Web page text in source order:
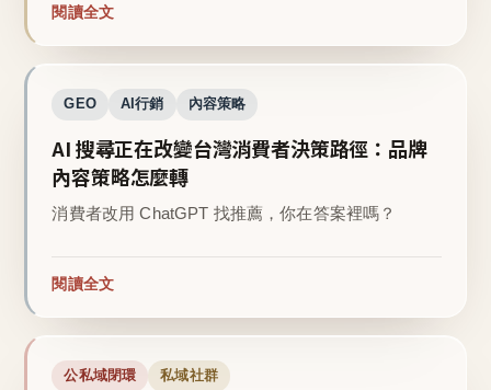
閱讀全文
GEO AI行銷 內容策略
AI 搜尋正在改變台灣消費者決策路徑：品牌
內容策略怎麼轉
消費者改用 ChatGPT 找推薦，你在答案裡嗎？
閱讀全文
公私域閉環 私域社群